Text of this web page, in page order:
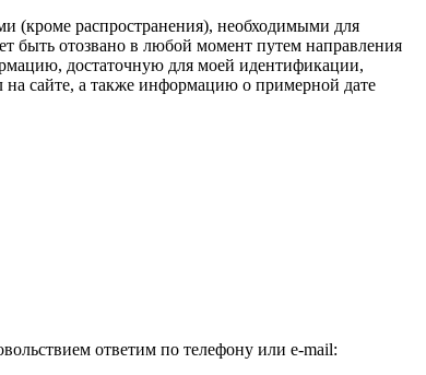
(кроме распространения), необходимыми для
быть отозвано в любой момент путем направления
достаточную для моей идентификации,
сайте, а также информацию о примерной дате
ответим по телефону или e-mail: